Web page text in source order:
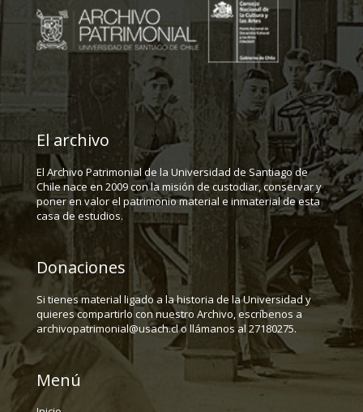
El archivo
El Archivo Patrimonial de la Universidad de Santiago de
Chile nace en 2009 con la misión de custodiar, conservar y
poner en valor el patrimonio material e inmaterial de esta
casa de estudios.
Donaciones
Si tienes material ligado a la historia de la Universidad y
quieres compartirlo con nuestro Archivo, escríbenos a
archivopatrimonial@usach.cl o llámanos al 27180275.
Menú